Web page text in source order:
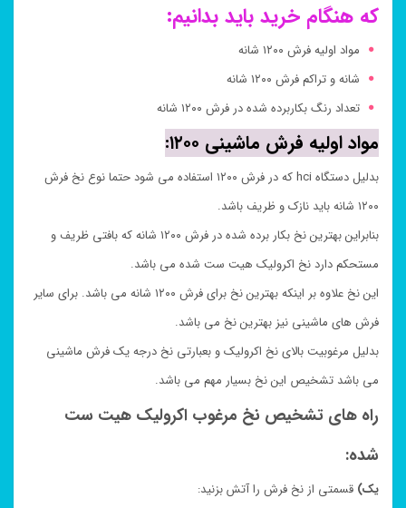
که هنگام خرید باید بدانیم:
مواد اولیه فرش ۱۲۰۰ شانه
شانه و تراکم فرش ۱۲۰۰ شانه
تعداد رنگ بکاربرده شده در فرش ۱۲۰۰ شانه
مواد اولیه فرش ماشینی ۱۲۰۰:
بدلیل دستگاه hci که در فرش ۱۲۰۰ استفاده می شود حتما نوع نخ فرش
۱۲۰۰ شانه باید نازک و ظریف باشد.
بنابراین بهترین نخ بکار برده شده در فرش ۱۲۰۰ شانه که بافتی ظریف و
مستحکم دارد نخ اکرولیک هیت ست شده می باشد.
این نخ علاوه بر اینکه بهترین نخ برای فرش ۱۲۰۰ شانه می باشد. برای سایر
فرش های ماشینی نیز بهترین نخ می باشد.
بدلیل مرغوبیت بالای نخ اکرولیک و بعبارتی نخ درجه یک فرش ماشینی
می باشد تشخیص این نخ بسیار مهم می باشد.
راه های تشخیص نخ مرغوب اکرولیک هیت ست
شده:
یک) قسمتی از نخ فرش را آتش بزنید: